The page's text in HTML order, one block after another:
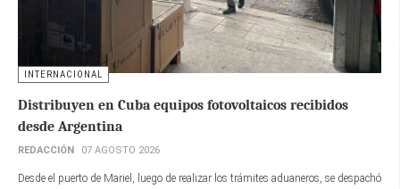
INTERNACIONAL
Distribuyen en Cuba equipos fotovoltaicos recibidos
desde Argentina
REDACCIÓN 07 AGOSTO 2026
Desde el puerto de Mariel, luego de realizar los trámites aduaneros, se despachó